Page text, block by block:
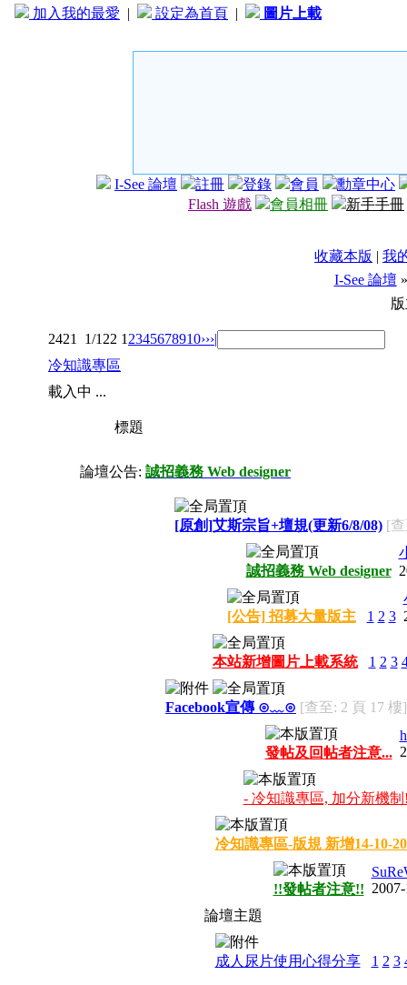
加入我的最愛 | 設定為首頁 | 圖片上載
I-See 論壇 註冊 登錄 會員
勳章中心
Flash 遊戲
會員相冊 新手手冊
收藏本版 | 我
I-See 論壇
2421 1/122 1 2345678910›››|
冷知識專區
載入中 ...
標題
論壇公告: 誠招義務 Web designer
[原創]艾斯宗旨+壇規(更新6/8/08) [
誠招義務 Web designer
[公告] 招募大量版主 1 2 3
本站新增圖片上載系統 1 2 3
Facebook宣傳 ⊙﹏⊙ [查至: 2 頁 17 樓]
發帖及回帖者注意...
- 冷知識專區, 加分新機制
冷知識專區-版規 新增14-10-
!!發帖者注意!!
論壇主題
成人尿片使用心得分享 1 2 3